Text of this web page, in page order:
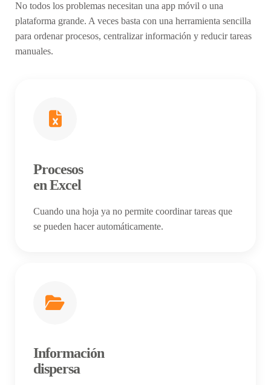
No todos los problemas necesitan una app móvil o una
plataforma grande. A veces basta con una herramienta sencilla
para ordenar procesos, centralizar información y reducir tareas
manuales.
Procesos
en Excel
Cuando una hoja ya no permite coordinar tareas que
se pueden hacer automáticamente.
Información
dispersa